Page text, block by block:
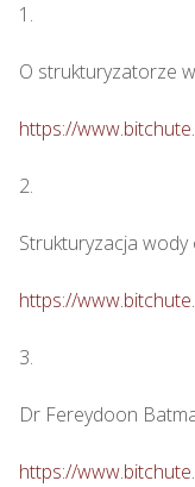
1.
O strukturyzatorze
https://
2.
Strukturyzacja wody
https://
3.
Dr Fereydoon
https://